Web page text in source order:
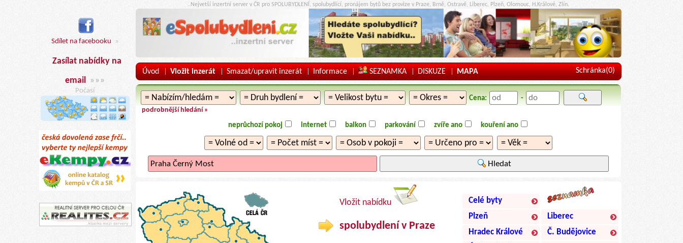
Sdílet na facebooku »
Zasílat nabídky na
email »»»
Počasí
..Nejvetší inzertní server v ČR pro SPOLUBYDLENÍ, spolubydlící, pronájem bytů bez provize v Praze, Brně, Ostravě, Liberec, Plzeň, Olomouc, H.Králové, Zlín.
Úvod | Vložit inzerát | Smazat/upravit inzerát | Informace | SEZNAMKA | DISKUZE | MAPA Schránka(0)
Cena: -
podrobnější hledání »
neprůchozí pokoj internet balkon parkování zvíře ano kouření ano
Hledat
Vložit nabídku
spolubydlení v Praze
Celé byty
Plzeň
Liberec
Hradec Králové
Č. Budějovice